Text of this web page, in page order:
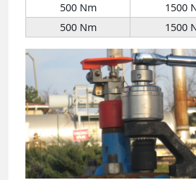
500 Nm
1500
500 Nm
1500